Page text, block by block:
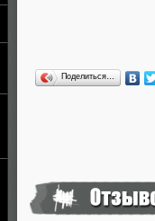
Поделиться…